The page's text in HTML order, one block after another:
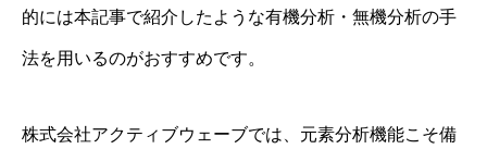
的には本記事で紹介したような有機分析・無機分析の手
法を用いるのがおすすめです。
株式会社アクティブウェーブでは、元素分析機能こそ備